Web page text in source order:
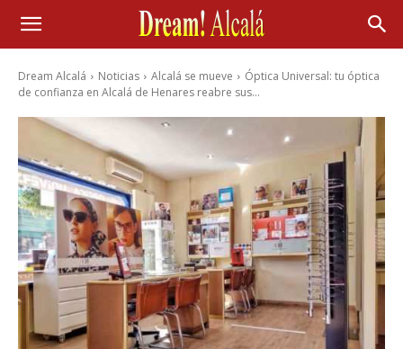
Dream Alcalá Noticias Alcalá se mueve
Óptica Universal: tu óptica
de confianza en Alcalá de Henares reabre sus...